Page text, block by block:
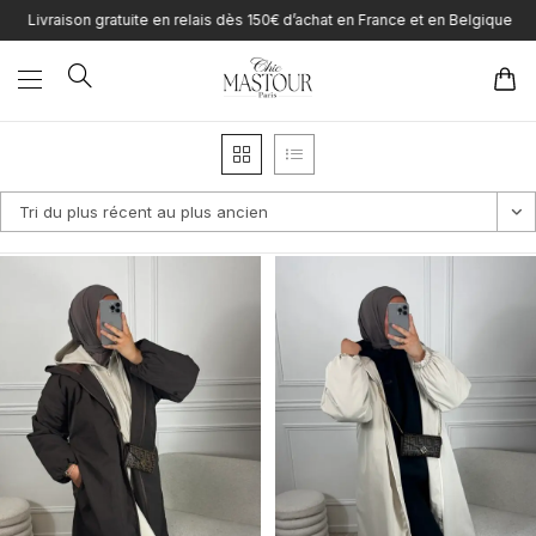
Skip
to
content
gratuite en relais dès 150€ d’achat en France et en Belgique
Tri du plus récent au plus ancien